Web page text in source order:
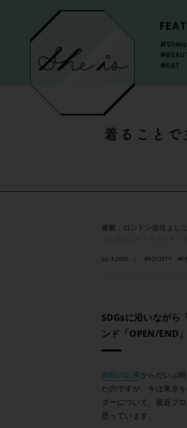
#EAT
着ること
連載：ロンドン在住よし
Jul 3.2020 #SOCIETY
SDGsに沿いなが
ンド「OPEN/END」
前回の記事からだいぶ
たのですが、今は東京
ダーについて、最近プ
思っています。